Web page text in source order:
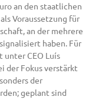
an den staatlichen
Voraussetzung für
an der mehrere
haben. Für
unter CEO Luís
der Fokus verstärkt
der
geplant sind